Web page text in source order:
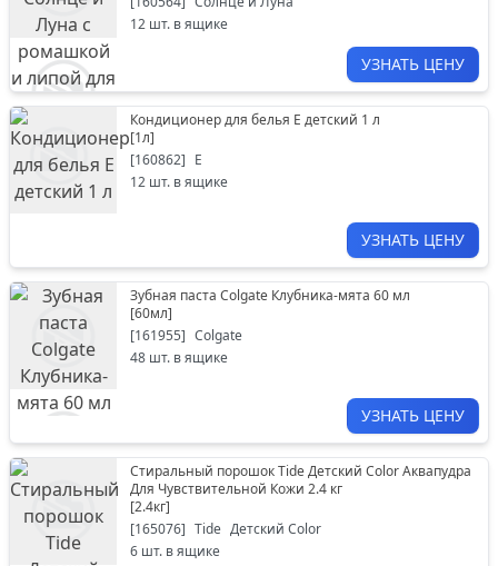
12 шт. в ящике
УЗНАТЬ ЦЕНУ
Кондиционер для белья Е детский 1 л
[1л]
[160862] Е
12 шт. в ящике
УЗНАТЬ ЦЕНУ
Зубная паста Colgate Клубника-мята 60 мл
[60мл]
[161955] Colgate
48 шт. в ящике
УЗНАТЬ ЦЕНУ
Стиральный порошок Tide Детский Color Аквапудра
Для Чувствительной Кожи 2.4 кг
[2.4кг]
[165076] Tide Детский Color
6 шт. в ящике